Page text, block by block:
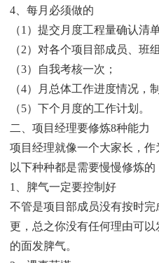
4、每月必须做的
（1）提交月度工程量确认清
（2）对各个项目部成员、班
（3）自我考核一次；
（4）月总体工作进度情况，
（5）下个月度的工作计划。
二、项目经理要修炼8种能力
项目经理就像一个大家长，作
以下种种都是需要慢慢修炼的
1、脾气一定要控制好
不管是项目部成员没有按时
更，总之你没有任何理由可
的面发脾气。